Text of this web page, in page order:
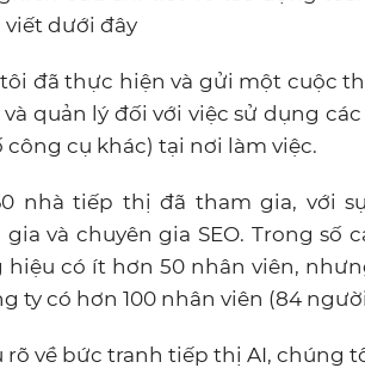
viết dưới đây
đã thực hiện và gửi một cuộc
quản lý đối với việc sử dụng
công cụ khác) tại nơi làm việc.
nhà tiếp thị đã tham gia, với
gia và chuyên gia SEO. Trong số
có ít hơn 50 nhân viên,
ty có hơn 100 nhân viên (84
rõ về bức tranh tiếp thị AI, chúng